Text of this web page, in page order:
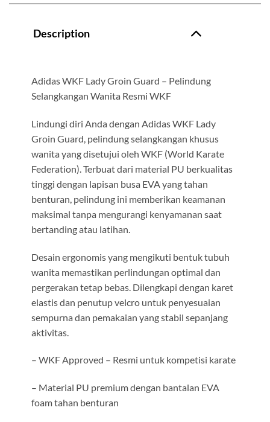
Description
Adidas WKF Lady Groin Guard – Pelindung
Selangkangan Wanita Resmi WKF
Lindungi diri Anda dengan Adidas WKF Lady
Groin Guard, pelindung selangkangan khusus
wanita yang disetujui oleh WKF (World Karate
Federation). Terbuat dari material PU berkualitas
tinggi dengan lapisan busa EVA yang tahan
benturan, pelindung ini memberikan keamanan
maksimal tanpa mengurangi kenyamanan saat
bertanding atau latihan.
Desain ergonomis yang mengikuti bentuk tubuh
wanita memastikan perlindungan optimal dan
pergerakan tetap bebas. Dilengkapi dengan karet
elastis dan penutup velcro untuk penyesuaian
sempurna dan pemakaian yang stabil sepanjang
aktivitas.
– WKF Approved – Resmi untuk kompetisi karate
– Material PU premium dengan bantalan EVA
foam tahan benturan